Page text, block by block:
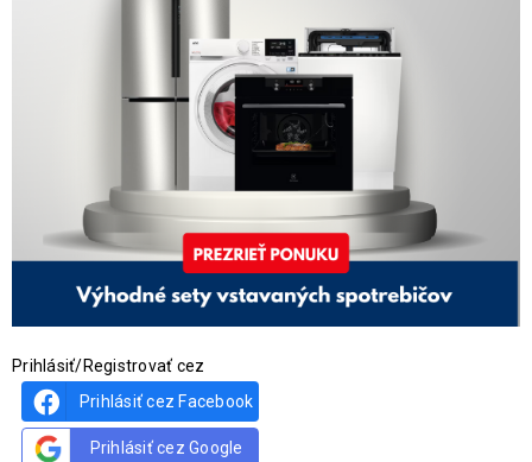
Prihlásiť/Registrovať cez
Prihlásiť cez Facebook
Prihlásiť cez Google